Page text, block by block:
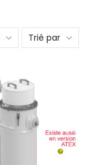
Trié par